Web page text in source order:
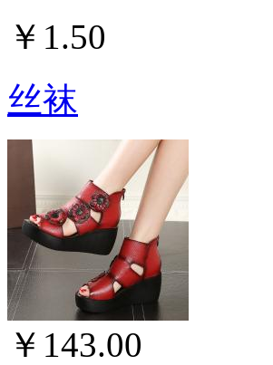
￥1.50
丝袜
￥143.00